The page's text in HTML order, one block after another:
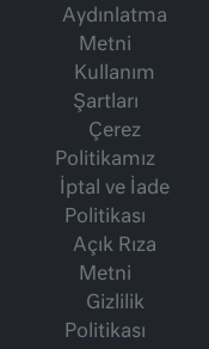
Aydınlatma
Metni
Kullanım
Şartları
Çerez
Politikamız
İptal ve İade
Politikası
Açık Rıza
Metni
Gizlilik
Politikası